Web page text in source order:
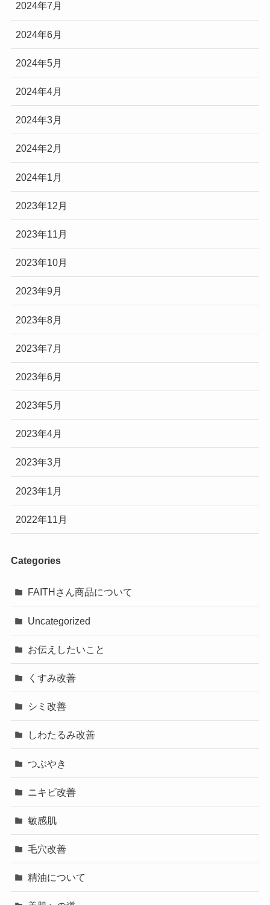
2024年7月
2024年6月
2024年5月
2024年4月
2024年3月
2024年2月
2024年1月
2023年12月
2023年11月
2023年10月
2023年9月
2023年8月
2023年7月
2023年6月
2023年5月
2023年4月
2023年3月
2023年1月
2022年11月
Categories
FAITHさん商品について
Uncategorized
お伝えしたいこと
くすみ改善
シミ改善
しわたるみ改善
つぶやき
ニキビ改善
敏感肌
毛穴改善
精油について